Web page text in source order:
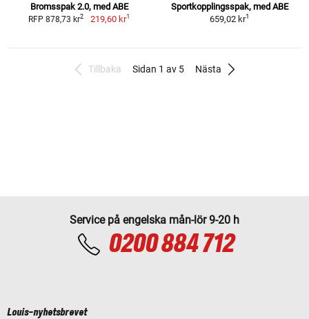
Bromsspak 2.0, med ABE
RFP 878,73 kr2 219,60 kr1
Sportkopplingsspak, med ABE
659,02 kr1
Tillbaka Sidan 1 av 5 Nästa
Service på engelska mån-lör 9-20 h
0200 884 712
Louis-nyhetsbrevet